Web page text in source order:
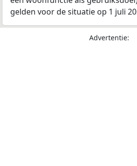
gelden voor de situatie op 1 juli
Advertentie: